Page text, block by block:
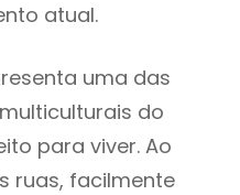
atual.
uma das
do
para viver. Ao
ruas, facilmente